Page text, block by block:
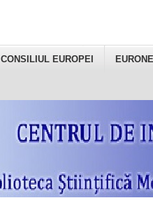
CONSILIUL EUROPEI